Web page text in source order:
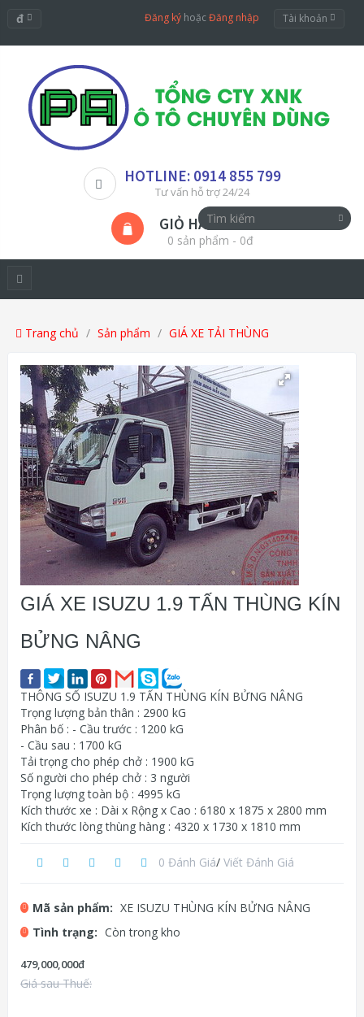
đ Đăng ký hoặcĐăng nhập Tài khoản
HOTLINE: 0914 855 799
Tư vấn hỗ trợ 24/24
GIỎ HÀNG
0 sản phẩm - 0đ
Trang chủ Sản phẩm GIÁ XE TẢI THÙNG
GIÁ XE ISUZU 1.9 TẤN THÙNG KÍN
BỬNG NÂNG
THÔNG SỐ ISUZU 1.9 TẤN THÙNG KÍN BỬNG NÂNG
Trọng lượng bản thân : 2900 kG
Phân bố : - Cầu trước : 1200 kG
- Cầu sau : 1700 kG
Tải trọng cho phép chở : 1900 kG
Số người cho phép chở : 3 người
Trọng lượng toàn bộ : 4995 kG
Kích thước xe : Dài x Rộng x Cao : 6180 x 1875 x 2800 mm
Kích thước lòng thùng hàng : 4320 x 1730 x 1810 mm
0 Đánh Giá/ Viết Đánh Giá
Mã sản phẩm: XE ISUZU THÙNG KÍN BỬNG NÂNG
Tình trạng: Còn trong kho
479,000,000đ
Giá sau Thuế: